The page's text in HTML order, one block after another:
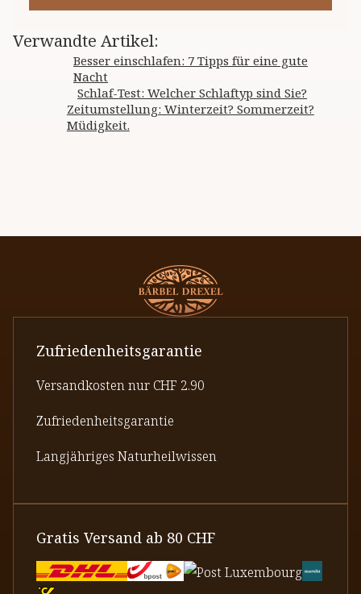
Verwandte Artikel:
Besser einschlafen: 7 Tipps für eine gute
Nacht
Schlaf-Test: Welcher Schlaftyp sind Sie?
Zeitumstellung: Winterzeit? Sommerzeit?
Müdigkeit.
Zufriedenheitsgarantie
Versandkosten nur CHF 2.90
Zufriedenheitsgarantie
Langjähriges Naturheilwissen
Gratis Versand ab 80 CHF